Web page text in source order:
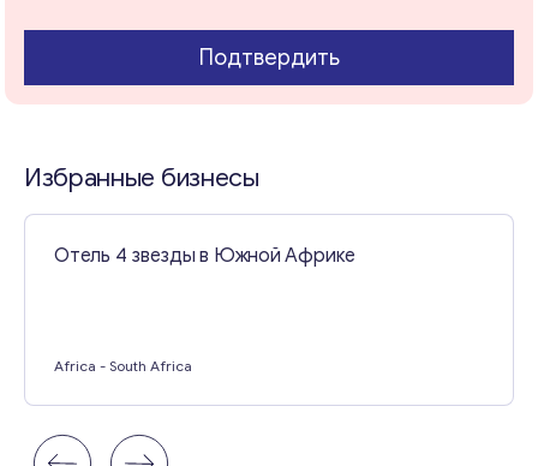
Свяжитесь со мной
Подтвердить
Избранные бизнесы
Отель 4 звезды в Южной Африке
Africa - South Africa